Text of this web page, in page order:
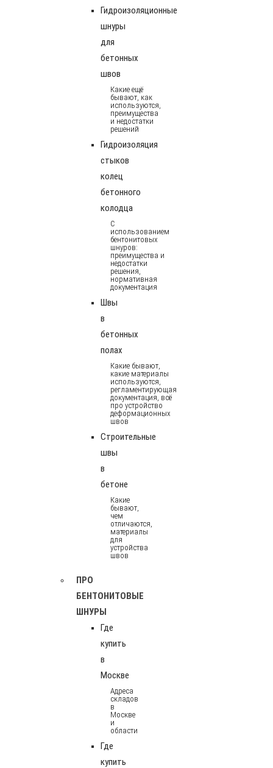
Гидроизоляционные
шнуры
для
бетонных
швов
Какие ещё
бывают, как
используются,
преимущества
и недостатки
решений
Гидроизоляция
стыков
колец
бетонного
колодца
С
использованием
бентонитовых
шнуров:
преимущества и
недостатки
решения,
нормативная
документация
Швы
в
бетонных
полах
Какие бывают,
какие материалы
используются,
регламентирующая
документация, всё
про устройство
деформационных
швов
Строительные
швы
в
бетоне
Какие
бывают,
чем
отличаются,
материалы
для
устройства
швов
ПРО
БЕНТОНИТОВЫЕ
ШНУРЫ
Где
купить
в
Москве
Адреса
складов
в
Москве
и
области
Где
купить